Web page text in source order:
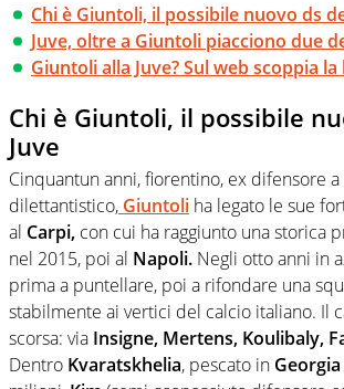
Chi è Giuntoli, il possibile nuovo ds
Juve, oltre a Giuntoli piacciono due
Giuntoli alla Juve? Sul web scoppia
Chi è Giuntoli, il possibile
Juve
Cinquantun anni, fiorentino, ex difensore
dilettantistico, Giuntoli ha legato le sue
al Carpi, con cui ha raggiunto una storica
nel 2015, poi al Napoli. Negli otto anni in
prima a puntellare, poi a rifondare una
stabilmente ai vertici del calcio italiano. Il
scorsa: via Insigne, Mertens, Koulibaly,
Dentro Kvaratskhelia, pescato in Georgia